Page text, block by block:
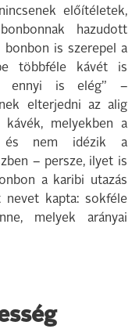
előítéletek,
hazudott
bonbon is szerepel a
többféle kávét is
ennyi is elég” –
elterjedni az alig
melyekben a
és nem idézik a
– persze, ilyet is
a karibi utazás
nevet kapta: sokféle
melyek arányai